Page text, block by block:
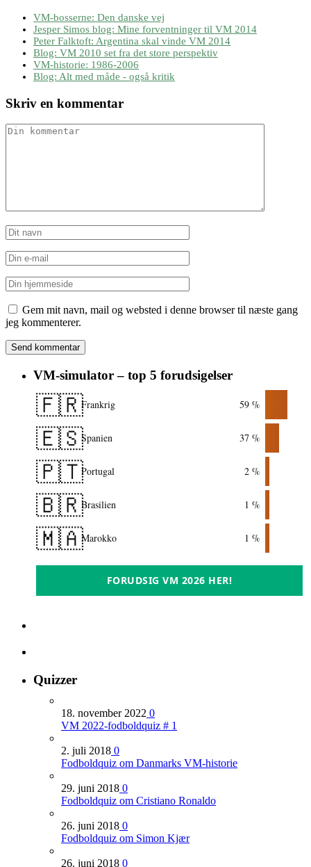
VM-bosserne: Den danske vej
Jesper Simos blog: Mine forventninger til VM 2014
Peter Falktoft: Argentina skal vinde VM 2014
Blog: VM 2010 set fra det store perspektiv
VM-historie: 1986-2006
Blog: Alt med måde - også kritik
Skriv en kommentar
Gem mit navn, mail og websted i denne browser til næste gang
jeg kommenterer.
VM-simulator – top 5 forudsigelser
🇫🇷Frankrig 59 %
🇪🇸Spanien 37 %
🇵🇹Portugal 2 %
🇧🇷Brasilien 1 %
🇲🇦Marokko 1 %
FORUDSIG VM 2026 HER!
Quizzer
18. november 2022 0
VM 2022-fodboldquiz # 1
2. juli 2018 0
Fodboldquiz om Danmarks VM-historie
29. juni 2018 0
Fodboldquiz om Cristiano Ronaldo
26. juni 2018 0
Fodboldquiz om Simon Kjær
26. juni 2018 0